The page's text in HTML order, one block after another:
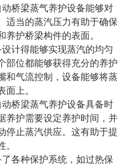
桥梁蒸气养护设备能够对
适当的蒸汽压力有助于确保
护桥梁构件的表面。
计得能够实现蒸汽的均匀
部位都能够获得充分的养护
和气流控制，设备能够将蒸
面上。
桥梁蒸气养护设备具备时
养护需要设定养护时间，并
停止蒸汽供应。这有助于提
各种保护系统，如过热保